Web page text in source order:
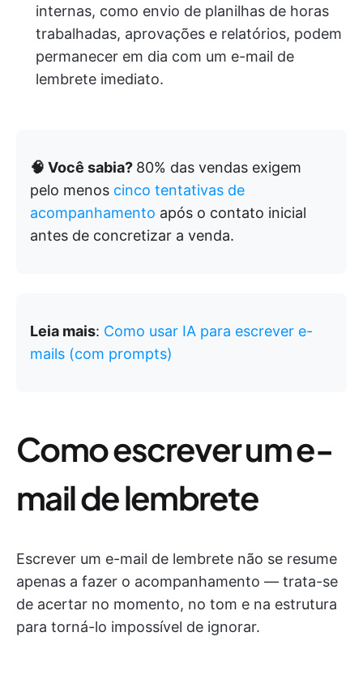
internas, como envio de planilhas de horas
trabalhadas, aprovações e relatórios, podem
permanecer em dia com um e-mail de
lembrete imediato.
🧠 Você sabia? 80% das vendas exigem
pelo menos cinco tentativas de
acompanhamento após o contato inicial
antes de concretizar a venda.
Leia mais: Como usar IA para escrever e-
mails (com prompts)
Como escrever um e-
mail de lembrete
Escrever um e-mail de lembrete não se resume
apenas a fazer o acompanhamento — trata-se
de acertar no momento, no tom e na estrutura
para torná-lo impossível de ignorar.